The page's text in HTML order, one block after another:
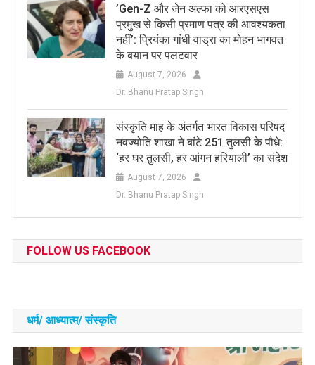
​’Gen-Z और जेन अल्फा को आरएसएस
प्रमुख से किसी प्रमाण पत्र की आवश्यकता
नहीं’: प्रियंका गांधी वाड्रा का मोहन भागवत
के बयान पर पलटवार
August 7, 2026
Dr. Bhanu Pratap Singh
संस्कृति माह के अंतर्गत भारत विकास परिषद
नवज्योति शाखा ने बांटे 251 तुलसी के पौधे:
‘हर घर तुलसी, हर आंगन हरियाली’ का संदेश
August 7, 2026
Dr. Bhanu Pratap Singh
FOLLOW US FACEBOOK
धर्म/ आध्‍यात्‍म/ संस्‍कृति